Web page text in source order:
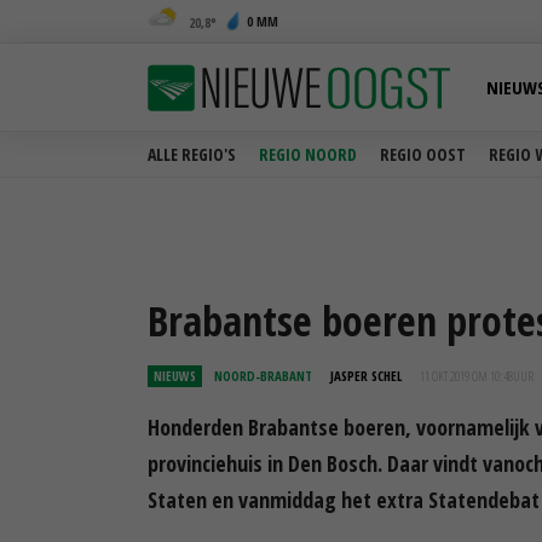
20,8 0 MM
ALLE REGIO'S REGIO NOORD REGIO OOST REGIO
Brabantse boeren
NIEUWS NOORD-BRABANT JASPER SCHEL 11 OKT 2019 OM 10:48
Honderden Brabantse boeren,
provinciehuis in Den Bosch. Daar vindt
Staten en vanmiddag het extra